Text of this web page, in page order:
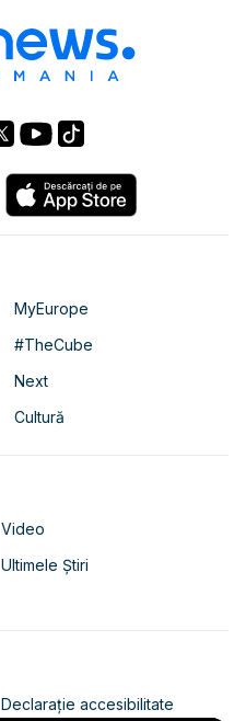
MyEurope
#TheCube
Next
Cultură
Video
Ultimele Știri
Declarație accesibilitate